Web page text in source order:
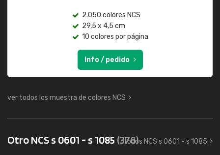
2.050 colores NCS
29,5 x 4,5 cm
10 colores por página
Info / pedido
ver todos los muestra de colores NCS
Otro NCS s 0601 - s 1085 (376)
todos NCS s 0601 - s 1085